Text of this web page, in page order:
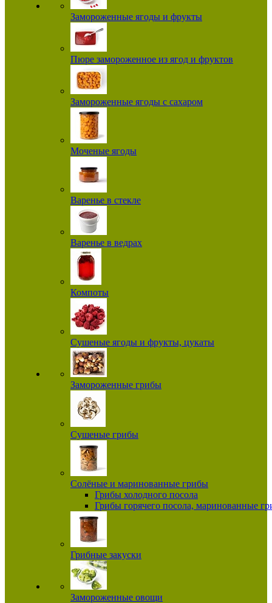
Замороженные ягоды и фрукты
Пюре замороженное из ягод и фруктов
Замороженные ягоды с сахаром
Моченые ягоды
Варенье в стекле
Варенье в ведрах
Компоты
Сушеные ягоды и фрукты, цукаты
Замороженные грибы
Сушеные грибы
Солёные и маринованные грибы
Грибы холодного посола
Грибы горячего посола, маринованные
Грибные закуски
Замороженные овощи